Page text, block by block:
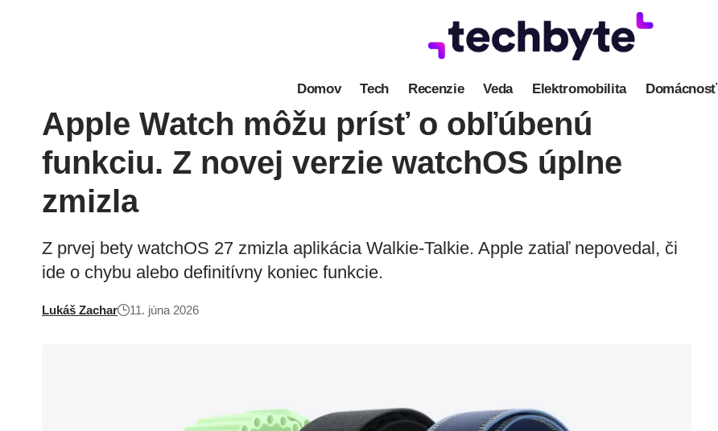
Domov Tech Recenzie Veda Elektromobilita Domácnosť
Apple Watch môžu prísť o obľúbenú
funkciu. Z novej verzie watchOS úplne
zmizla
Z prvej bety watchOS 27 zmizla aplikácia Walkie-Talkie. Apple zatiaľ nepovedal, či
ide o chybu alebo definitívny koniec funkcie.
Lukáš Zachar 11. júna 2026